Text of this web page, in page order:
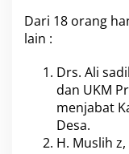
Dari 18 orang
lain :
Drs. Ali
dan UKM
menjabat
Desa.
H. Muslih